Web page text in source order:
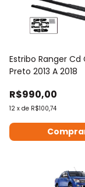
Estribo Ranger Cd
Preto 2013 A 2018
R$990,00
12 x de R$100,74